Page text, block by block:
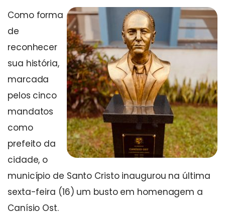
Como forma
de
reconhecer
sua história,
marcada
pelos cinco
mandatos
como
prefeito da
cidade, o
município de Santo Cristo inaugurou na última
sexta-feira (16) um busto em homenagem a
Canísio Ost.